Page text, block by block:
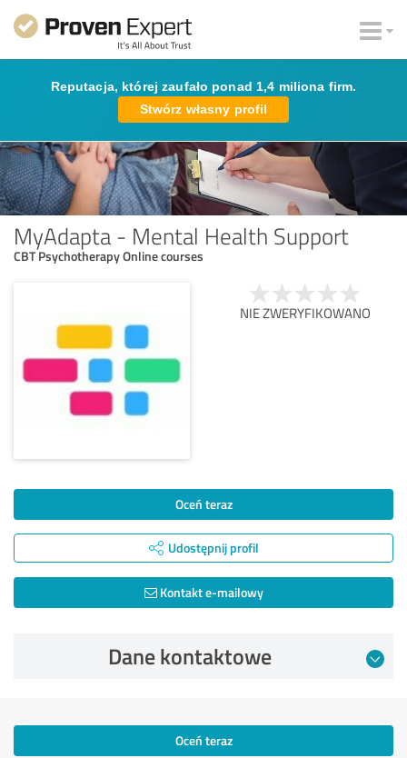
Reputacja, której zaufało ponad 1,4 miliona firm.
Stwórz własny profil
MyAdapta - Mental Health Support
CBT Psychotherapy Online courses
NIE ZWERYFIKOWANO
Oceń teraz
Udostępnij profil
Kontakt e-mailowy
Dane kontaktowe
Oceń teraz